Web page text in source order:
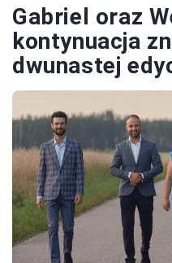
Gabriel oraz
kontynuacja
dwunastej